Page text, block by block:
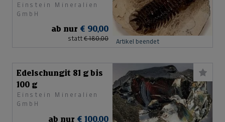
Einstein Mineralien
GmbH
ab nur € 90,00
statt € 180,00 Artikel beendet
Edelschungit 81 g bis
100 g
Einstein Mineralien
GmbH
ab nur € 100,00